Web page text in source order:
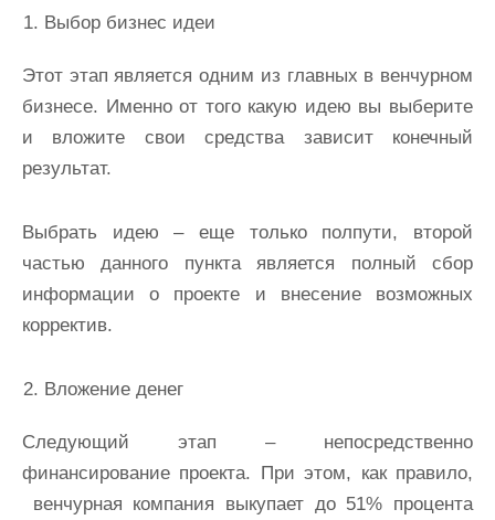
Выбор бизнес идеи
Этот этап является одним из главных в венчурном
бизнесе. Именно от того какую идею вы выберите
и вложите свои средства зависит конечный
результат.
Выбрать идею – еще только полпути, второй
частью данного пункта является полный сбор
информации о проекте и внесение возможных
корректив.
Вложение денег
Следующий этап – непосредственно
финансирование проекта. При этом, как правило,
венчурная компания выкупает до 51% процента